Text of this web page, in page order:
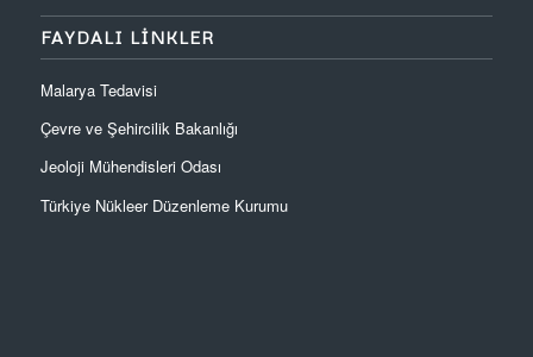
FAYDALI LINKLER
Malarya Tedavisi
Çevre ve Şehircilik Bakanlığı
Jeoloji Mühendisleri Odası
Türkiye Nükleer Düzenleme Kurumu